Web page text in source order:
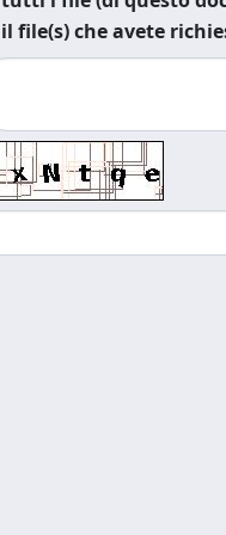
il file(s) che avete